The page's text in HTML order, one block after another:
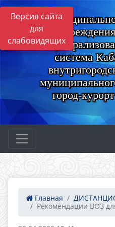
Версия сайта
для
слабовидящих
система
город-
Главная
Рекомендации ВОЗ